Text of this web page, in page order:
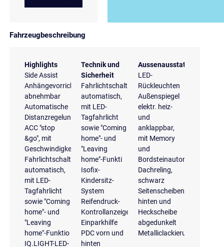
Fahrzeugbeschreibung
Highlights
Side Assist
Anhängevorrichtung
abnehmbar
Automatische
Distanzregelung
ACC "stop
&go", mit
Geschwindigkeitsbegrenzer
Fahrlichtschaltung
automatisch,
mit LED-
Tagfahrlicht
sowie "Coming
home"- und
"Leaving
home"-Funktio
IQ.LIGHT-LED-
Technik und
Sicherheit
Fahrlichtschaltung
automatisch,
mit LED-
Tagfahrlicht
sowie "Coming
home"- und
"Leaving
home"-Funkti
Isofix-
Kindersitz-
System
Reifendruck-
Kontrollanzeige
Einparkhilfe
PDC vorn und
hinten
Aussenausstattung
LED-
Rückleuchten
Außenspiegel
elektr. heiz-
und
anklappbar,
mit Memory
und
Bordsteinautomatik
Dachreling,
schwarz
Seitenscheiben
hinten und
Heckscheibe
abgedunkelt
Metalliclackierung